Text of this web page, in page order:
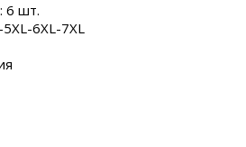
6 шт.
6XL-7XL